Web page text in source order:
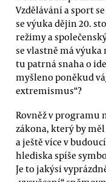
Vzdělávání a sport
se výuka dějin 20.
režimy a
se vlastně má
tu patrná snaha o
myšleno poněkud
extremismus“?
Rovněž v programu
zákona, který by
a ještě více v
hlediska spíše
Je to jakýsi